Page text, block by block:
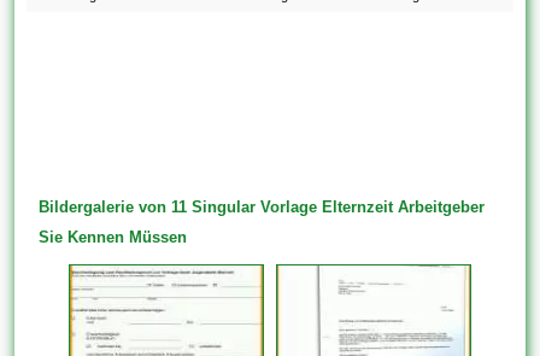
Bildergalerie von 11 Singular Vorlage Elternzeit Arbeitgeber
Sie Kennen Müssen